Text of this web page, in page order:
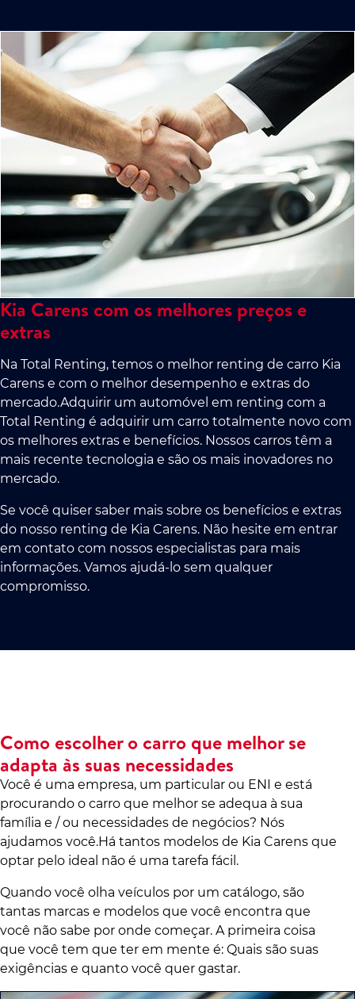
Kia Carens com os melhores preços e
extras
Na Total Renting, temos o melhor renting de carro Kia
Carens e com o melhor desempenho e extras do
mercado.Adquirir um automóvel em renting com a
Total Renting é adquirir um carro totalmente novo com
os melhores extras e benefícios. Nossos carros têm a
mais recente tecnologia e são os mais inovadores no
mercado.
Se você quiser saber mais sobre os benefícios e extras
do nosso renting de Kia Carens. Não hesite em entrar
em contato com nossos especialistas para mais
informações. Vamos ajudá-lo sem qualquer
compromisso.
Como escolher o carro que melhor se
adapta às suas necessidades
Você é uma empresa, um particular ou ENI e está
procurando o carro que melhor se adequa à sua
família e / ou necessidades de negócios? Nós
ajudamos você.Há tantos modelos de Kia Carens que
optar pelo ideal não é uma tarefa fácil.
Quando você olha veículos por um catálogo, são
tantas marcas e modelos que você encontra que
você não sabe por onde começar. A primeira coisa
que você tem que ter em mente é: Quais são suas
exigências e quanto você quer gastar.